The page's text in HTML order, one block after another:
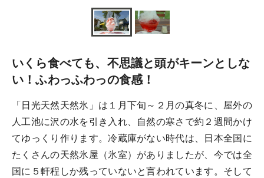
いくら食べても、不思議と頭がキーンとしな
い！ふわっふわっの食感！
「日光天然天然氷」は１月下旬～２月の真冬に、屋外の
人工池に沢の水を引き入れ、自然の寒さで約２週間かけ
てゆっくり作ります。冷蔵庫がない時代は、日本全国に
たくさんの天然氷屋（氷室）がありましたが、今では全
国に５軒程しか残っていないと言われています。そして